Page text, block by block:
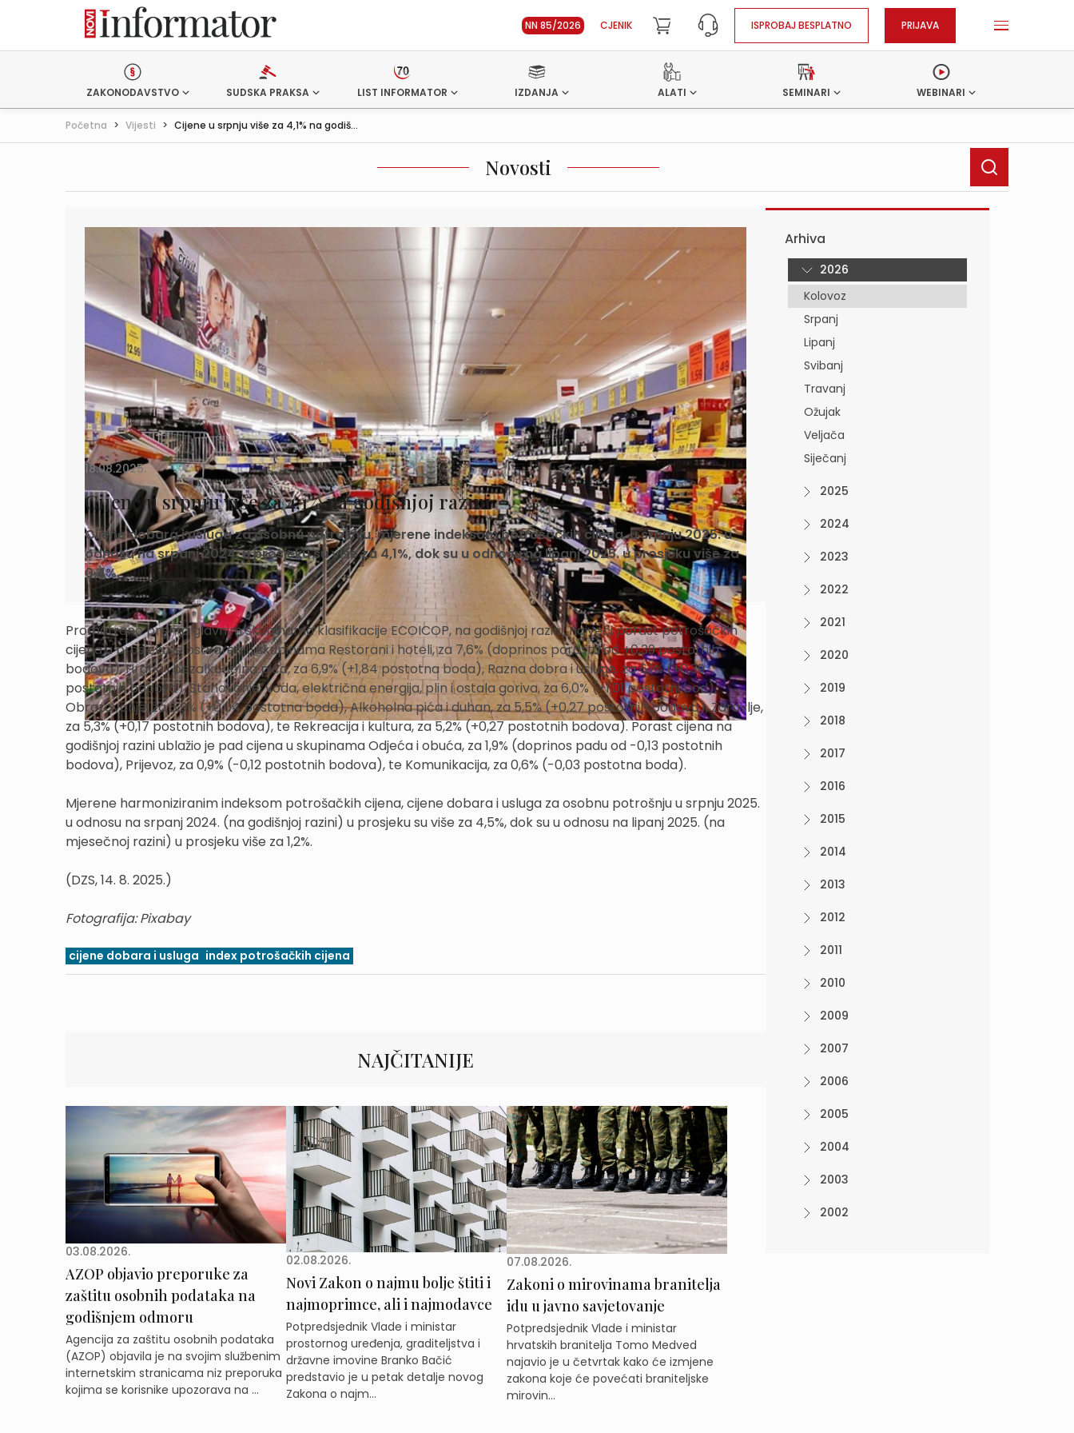
NN 85/2026 CJENIK ISPROBAJ BESPLATNO PRIJAVA
ZAKONODAVSTVO SUDSKA PRAKSA LIST INFORMATOR IZDANJA ALATI SEMINARI WEBINARI
Početna > Vijesti > Cijene u srpnju više za 4,1% na godiš...
Novosti
18.08.2025.
Cijene u srpnju više za 4,1% na godišnjoj razini
Cijene dobara i usluga za osobnu potrošnju, mjerene indeksom potrošačkih cijena, u srpnju 2025. u
odnosu na srpanj 2024. u prosjeku su više za 4,1%, dok su u odnosu na lipanj 2025. u prosjeku više za
0,4%.
Promatrano prema glavnim skupinama klasifikacije ECOICOP, na godišnjoj razini, najveći porast potrošačkih
cijena u prosjeku je ostvaren u skupinama Restorani i hoteli, za 7,6% (doprinos porastu od +0,39 postotnih
bodova), Hrana i bezalkoholna pića, za 6,9% (+1,84 postotna boda), Razna dobra i usluge, za 6,1% (+0,39
postotnih bodova), Stanovanje, voda, električna energija, plin i ostala goriva, za 6,0% (+1,01 postotni bod),
Obrazovanje, za 5,9% (+0,04 postotna boda), Alkoholna pića i duhan, za 5,5% (+0,27 postotnih bodova), Zdravlje,
za 5,3% (+0,17 postotnih bodova), te Rekreacija i kultura, za 5,2% (+0,27 postotnih bodova). Porast cijena na
godišnjoj razini ublažio je pad cijena u skupinama Odjeća i obuća, za 1,9% (doprinos padu od -0,13 postotnih
bodova), Prijevoz, za 0,9% (-0,12 postotnih bodova), te Komunikacija, za 0,6% (-0,03 postotna boda).
Mjerene harmoniziranim indeksom potrošačkih cijena, cijene dobara i usluga za osobnu potrošnju u srpnju 2025.
u odnosu na srpanj 2024. (na godišnjoj razini) u prosjeku su više za 4,5%, dok su u odnosu na lipanj 2025. (na
mjesečnoj razini) u prosjeku više za 1,2%.
(DZS, 14. 8. 2025.)
Fotografija: Pixabay
cijene dobara i usluga index potrošačkih cijena
NAJČITANIJE
03.08.2026.
AZOP objavio preporuke za
zaštitu osobnih podataka na
godišnjem odmoru
Agencija za zaštitu osobnih podataka
(AZOP) objavila je na svojim službenim
internetskim stranicama niz preporuka
kojima se korisnike upozorava na ...
02.08.2026.
Novi Zakon o najmu bolje štiti i
najmoprimce, ali i najmodavce
Potpredsjednik Vlade i ministar
prostornog uređenja, graditeljstva i
državne imovine Branko Bačić
predstavio je u petak detalje novog
Zakona o najm...
07.08.2026.
Zakoni o mirovinama branitelja
idu u javno savjetovanje
Potpredsjednik Vlade i ministar
hrvatskih branitelja Tomo Medved
najavio je u četvrtak kako će izmjene
zakona koje će povećati braniteljske
mirovin...
Arhiva
2026
Kolovoz
Srpanj
Lipanj
Svibanj
Travanj
Ožujak
Veljača
Siječanj
2025
2024
2023
2022
2021
2020
2019
2018
2017
2016
2015
2014
2013
2012
2011
2010
2009
2007
2006
2005
2004
2003
2002